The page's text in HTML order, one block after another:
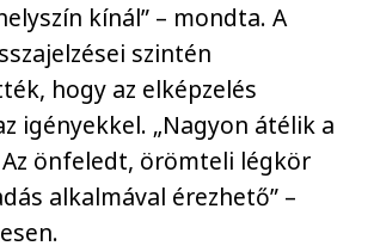
kínál” – mondta. A
szintén
hogy az elképzelés
igényekkel. „Nagyon átélik a
önfeledt, örömteli légkör
alkalmával érezhető” –